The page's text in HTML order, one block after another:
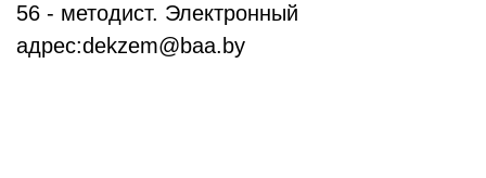
56 - методист. Электронный
адрес:dekzem@baa. by